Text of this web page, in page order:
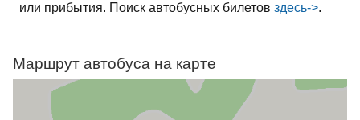
или прибытия. Поиск автобусных билетов здесь->.
Маршрут автобуса на карте